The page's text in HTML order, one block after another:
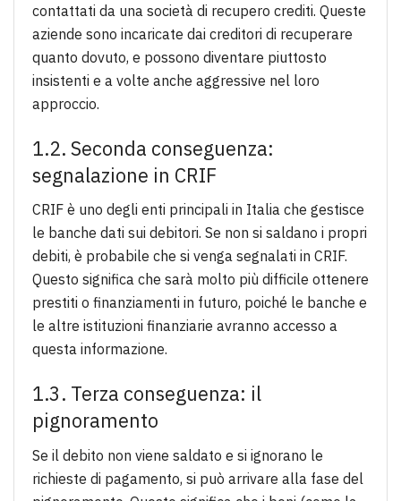
contattati da una società di recupero crediti. Queste
aziende sono incaricate dai creditori di recuperare
quanto dovuto, e possono diventare piuttosto
insistenti e a volte anche aggressive nel loro
approccio.
1.2. Seconda conseguenza:
segnalazione in CRIF
CRIF è uno degli enti principali in Italia che gestisce
le banche dati sui debitori. Se non si saldano i propri
debiti, è probabile che si venga segnalati in CRIF.
Questo significa che sarà molto più difficile ottenere
prestiti o finanziamenti in futuro, poiché le banche e
le altre istituzioni finanziarie avranno accesso a
questa informazione.
1.3. Terza conseguenza: il
pignoramento
Se il debito non viene saldato e si ignorano le
richieste di pagamento, si può arrivare alla fase del